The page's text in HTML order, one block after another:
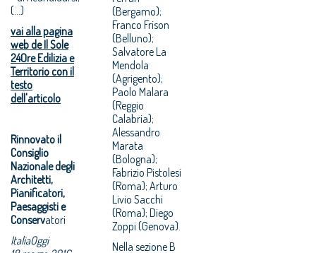
(...)
vai alla pagina
web de Il Sole
24Ore Edilizia e
Territorio con il
testo
dell'articolo
Rinnovato il
Consiglio
Nazionale degli
Architetti,
Pianificatori,
Paesaggisti e
Conservatori
ItaliaOggi
(Bergamo);
Franco Frison
(Belluno);
Salvatore La
Mendola
(Agrigento);
Paolo Malara
(Reggio
Calabria);
Alessandro
Marata
(Bologna);
Fabrizio Pistolesi
(Roma); Arturo
Livio Sacchi
(Roma); Diego
Zoppi (Genova).
Nella sezione B